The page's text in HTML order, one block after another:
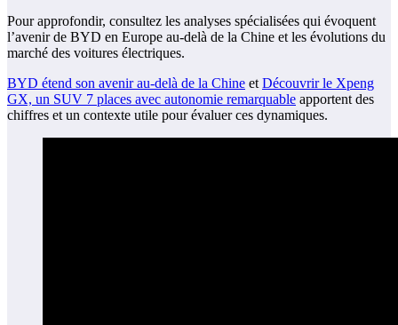
Pour approfondir, consultez les analyses spécialisées qui évoquent
l’avenir de BYD en Europe au-delà de la Chine et les évolutions du
marché des voitures électriques.
BYD étend son avenir au-delà de la Chine et Découvrir le Xpeng
GX, un SUV 7 places avec autonomie remarquable apportent des
chiffres et un contexte utile pour évaluer ces dynamiques.